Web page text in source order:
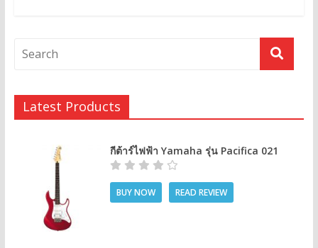
Latest Products
กีต้าร์ไฟฟ้า Yamaha รุ่น Pacifica 021
BUY NOW READ REVIEW